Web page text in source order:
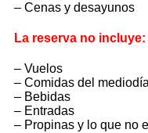
– Cenas y desayunos
La reserva no incluye:
– Vuelos
– Comidas del
– Bebidas
– Entradas
– Propinas y lo que no